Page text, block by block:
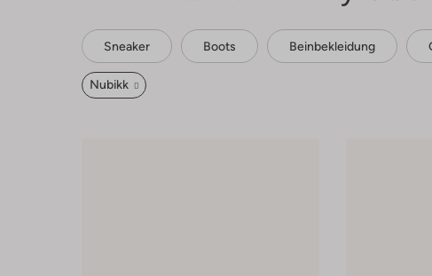
Sneaker Boots Beinbekleidung
Nubikk